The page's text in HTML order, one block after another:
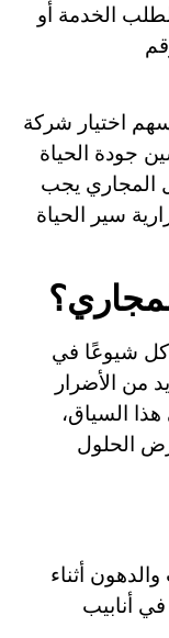
الخدمة أو
اختيار شركة
جودة الحياة
المجاري يجب
سير الحياة
شيوعًا في
من الأضرار
السياق،
الحلول
أثناء
أنابيب